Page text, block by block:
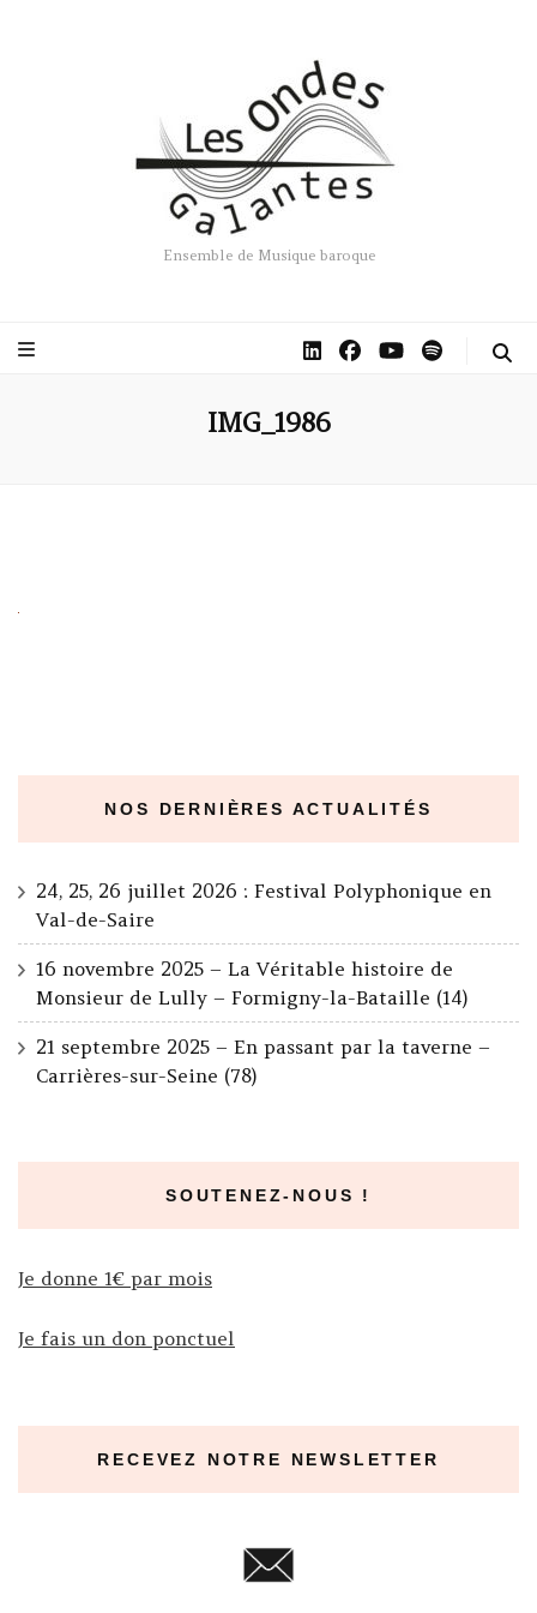
Ensemble de Musique baroque
IMG_1986
NOS DERNIÈRES ACTUALITÉS
24, 25, 26 juillet 2026 : Festival Polyphonique en
Val-de-Saire
16 novembre 2025 – La Véritable histoire de
Monsieur de Lully – Formigny-la-Bataille (14)
21 septembre 2025 – En passant par la taverne –
Carrières-sur-Seine (78)
SOUTENEZ-NOUS !
Je donne 1€ par mois
Je fais un don ponctuel
RECEVEZ NOTRE NEWSLETTER